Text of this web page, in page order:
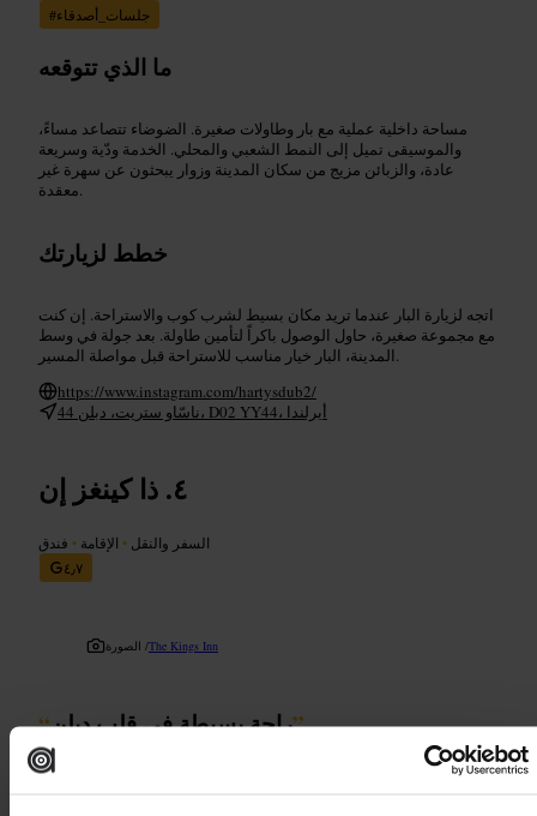
#جلسات_أصدقاء
ما الذي تتوقعه
مساحة داخلية عملية مع بار وطاولات صغيرة. الضوضاء تتصاعد مساءً،
والموسيقى تميل إلى النمط الشعبي والمحلي. الخدمة ودّية وسريعة
عادة، والزبائن مزيج من سكان المدينة وزوار يبحثون عن سهرة غير
معقدة.
خطط لزيارتك
اتجه لزيارة البار عندما تريد مكان بسيط لشرب كوب والاستراحة. إن كنت
مع مجموعة صغيرة، حاول الوصول باكراً لتأمين طاولة. بعد جولة في وسط
المدينة، البار خيار مناسب للاستراحة قبل مواصلة المسير.
https://www.instagram.com/hartysdub2/
44 ناسّاو ستريت، دبلن، D02 YY44، أيرلندا
ذا كينغز إن
السفر والنقل • الإقامة • فندق
٤٫٧
الصورة /The Kings Inn
“راحة بسيطة في قلب دبلن”